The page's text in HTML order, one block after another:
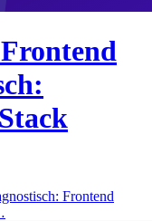
Frontend